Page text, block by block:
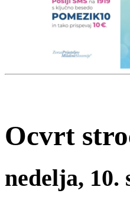
Ocvrt
nedelja, 10.